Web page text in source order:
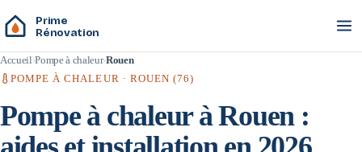
Prime
Rénovation
Accueil Pompe à chaleur Rouen
POMPE À CHALEUR · ROUEN (76)
Pompe à chaleur àRouen: